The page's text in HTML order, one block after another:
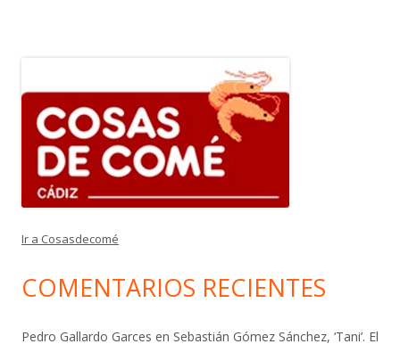
Ir a Cosasdecomé
COMENTARIOS RECIENTES
Pedro Gallardo Garces en Sebastián Gómez Sánchez, ‘Tani’. El